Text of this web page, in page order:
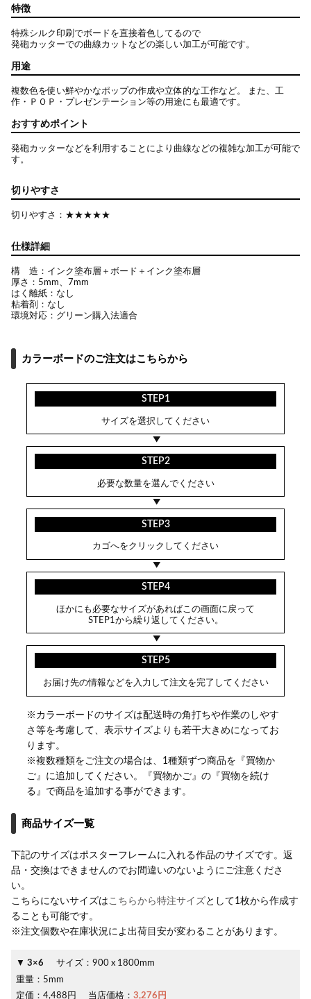
特徴
特殊シルク印刷でボードを直接着色してるので
発砲カッターでの曲線カットなどの楽しい加工が可能です。
用途
複数色を使い鮮やかなポップの作成や立体的な工作など。 また、工
作・ＰＯＰ・プレゼンテーション等の用途にも最適です。
おすすめポイント
発砲カッターなどを利用することにより曲線などの複雑な加工が可能で
す。
切りやすさ
切りやすさ：★★★★★
仕様詳細
構 造：インク塗布層＋ボード＋インク塗布層
厚さ：5mm、7mm
はく離紙：なし
粘着剤：なし
環境対応：グリーン購入法適合
カラーボードのご注文はこちらから
STEP1
サイズを選択してください
STEP2
必要な数量を選んでください
STEP3
カゴへをクリックしてください
STEP4
ほかにも必要なサイズがあればこの画面に戻って
STEP1から繰り返してください。
STEP5
お届け先の情報などを入力して注文を完了してください
※カラーボードのサイズは配送時の角打ちや作業のしやす
さ等を考慮して、表示サイズよりも若干大きめになってお
ります。
※複数種類をご注文の場合は、1種類ずつ商品を『買物か
ご』に追加してください。『買物かご』の『買物を続け
る』で商品を追加する事ができます。
商品サイズ一覧
下記のサイズはポスターフレームに入れる作品のサイズです。返
品・交換はできませんのでお間違いのないようにご注意くださ
い。
こちらにないサイズはこちらから特注サイズ として1枚から作成す
ることも可能です。
※注文個数や在庫状況によ出荷目安が変わることがあります。
3×6 サイズ： 900 x 1800mm
重量： 5mm
定価： 4,488円 当店価格：3,276円